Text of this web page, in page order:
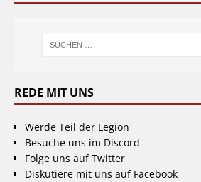
REDE MIT UNS
Werde Teil der Legion
Besuche uns im Discord
Folge uns auf Twitter
Diskutiere mit uns auf Facebook